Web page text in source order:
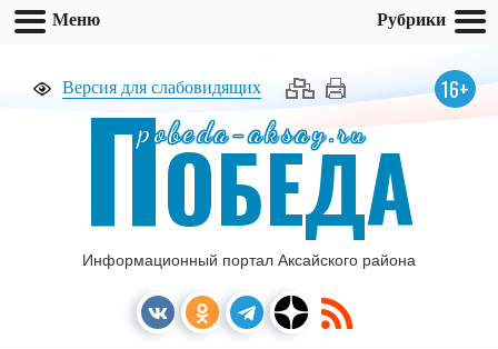
Версия для слабовидящих 16+
pobeda-aksay.ru
ПОБЕДА
Информационный портал Аксайского района
Меню Рубрики